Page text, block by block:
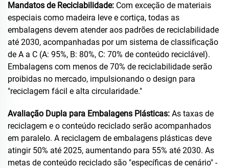
Mandatos de Reciclabilidade: Com exceção de materiais
especiais como madeira leve e cortiça, todas as
embalagens devem atender aos padrões de reciclabilidade
até 2030, acompanhadas por um sistema de classificação
de A a C (A: 95%, B: 80%, C: 70% de conteúdo reciclável).
Embalagens com menos de 70% de reciclabilidade serão
proibidas no mercado, impulsionando o design para
"reciclagem fácil e alta circularidade."
Avaliação Dupla para Embalagens Plásticas: As taxas de
reciclagem e o conteúdo reciclado serão acompanhados
em paralelo. A reciclagem de embalagens plásticas deve
atingir 50% até 2025, aumentando para 55% até 2030. As
metas de conteúdo reciclado são "específicas de cenário" -